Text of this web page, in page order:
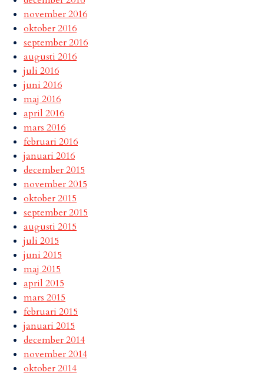
november 2016
oktober 2016
september 2016
augusti 2016
juli 2016
juni 2016
maj 2016
april 2016
mars 2016
februari 2016
januari 2016
december 2015
november 2015
oktober 2015
september 2015
augusti 2015
juli 2015
juni 2015
maj 2015
april 2015
mars 2015
februari 2015
januari 2015
december 2014
november 2014
oktober 2014